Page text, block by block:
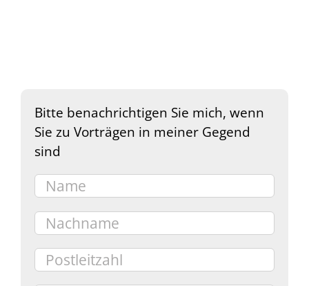
Bitte benachrichtigen Sie mich, wenn
Sie zu Vorträgen in meiner Gegend
sind